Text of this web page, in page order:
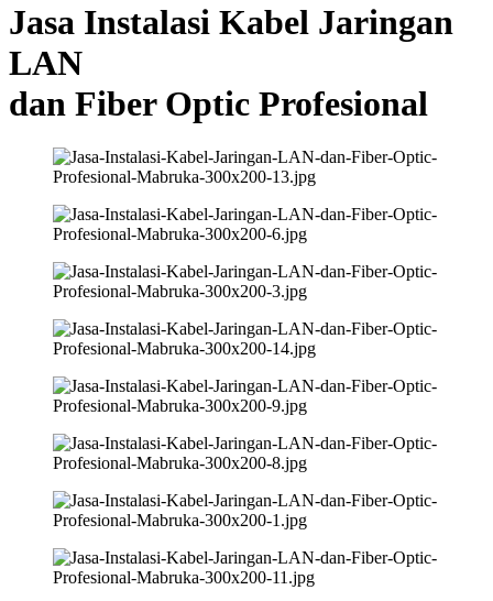
Jasa Instalasi Kabel Jaringan
LAN
dan Fiber Optic Profesional